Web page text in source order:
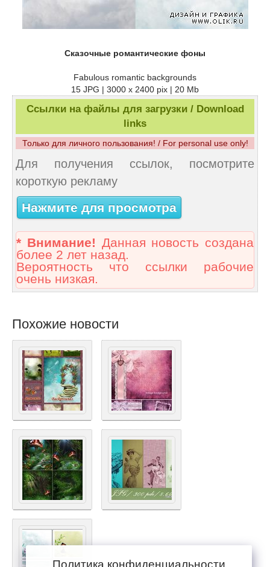
Сказочные романтические фоны
Fabulous romantic backgrounds
15 JPG | 3000 x 2400 pix | 20 Mb
Ссылки на файлы для загрузки / Download
links
Только для личного пользования! / For personal use only!
Для получения ссылок, посмотрите
короткую рекламу
Нажмите для просмотра
* Внимание! Данная новость создана
более 2 лет назад.
Вероятность что ссылки рабочие
очень низкая.
Похожие новости
Политика конфиденциальности